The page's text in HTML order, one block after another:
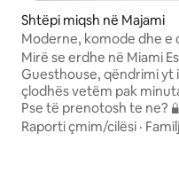
Shtëpi miqsh në Majami
Moderne, komode dhe e
nga MIA• Parkim FALAS
Mirë se erdhe në Miami
Guesthouse, qëndrimi yt
çlodhës vetëm pak
Pse të prenotosh te ne?
hyrje me vetëshërbim
Raporti çmim/cilësi ·